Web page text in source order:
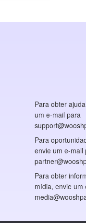
Para obter
um e-mail para
Para
envie um e-mail
Para obter
mídia, envie um